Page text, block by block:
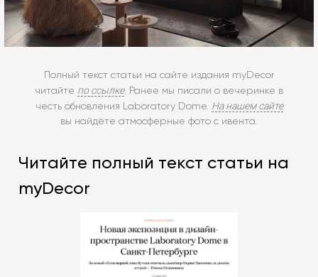
Полный текст статьи на сайте издания myDecor
читайте по ссылке. Ранее мы писали о вечеринке в
честь обновления Laboratory Dome. На нашем сайте
вы найдёте атмосферные фото с ивента.
Читайте полный текст статьи на
myDecor